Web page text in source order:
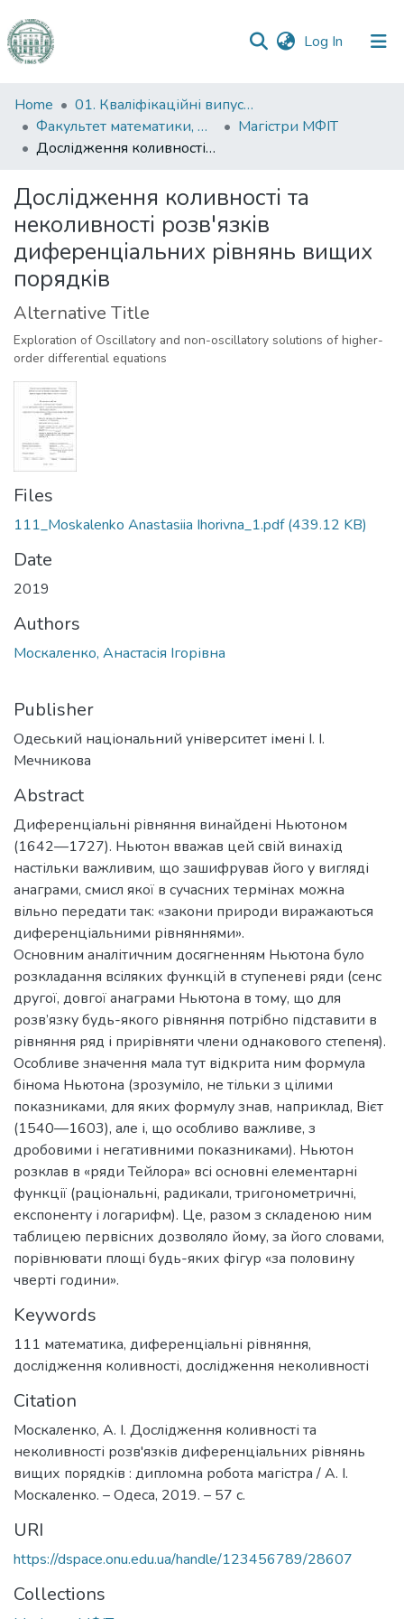
Log In (current)
Communities
&
Collections
Statistics
Home
01. Кваліфікаційні випускні роботи здобувачів вищої освіти
Факультет математики, фізики та інформаційних технологій
Магістри МФІТ
Дослідження коливності та неколивності розв'язків диференціальних рівнянь вищих порядків
Дослідження коливності та
неколивності розв'язків
диференціальних рівнянь вищих
порядків
Alternative Title
Exploration of Oscillatory and non-oscillatory solutions of higher-
order differential equations
Files
111_Moskalenko Anastasiia Ihorivna_1.pdf(439.12 KB)
Date
2019
Authors
Москаленко, Анастасія Ігорівна
Publisher
Одеський національний університет імені І. І.
Мечникова
Abstract
Диференціальні рівняння винайдені Ньютоном
(1642—1727). Ньютон вважав цей свій винахід
настільки важливим, що зашифрував його у вигляді
анаграми, смисл якої в сучасних термінах можна
вільно передати так: «закони природи виражаються
диференціальними рівняннями».
Основним аналітичним досягненням Ньютона було
розкладання всіляких функцій в ступеневі ряди (сенс
другої, довгої анаграми Ньютона в тому, що для
розв’язку будь-якого рівняння потрібно підставити в
рівняння ряд і прирівняти члени однакового степеня).
Особливе значення мала тут відкрита ним формула
бінома Ньютона (зрозуміло, не тільки з цілими
показниками, для яких формулу знав, наприклад, Вієт
(1540—1603), але і, що особливо важливе, з
дробовими і негативними показниками). Ньютон
розклав в «ряди Тейлора» всі основні елементарні
функції (раціональні, радикали, тригонометричні,
експоненту і логарифм). Це, разом з складеною ним
таблицею первісних дозволяло йому, за його словами,
порівнювати площі будь-яких фігур «за половину
чверті години».
Keywords
111 математика, диференціальні рівняння,
дослідження коливності, дослідження неколивності
Citation
Москаленко, А. І. Дослідження коливності та
неколивності розв'язків диференціальних рівнянь
вищих порядків : дипломна робота магістра / А. І.
Москаленко. – Одеса, 2019. – 57 с.
URI
https://dspace.onu.edu.ua/handle/123456789/28607
Collections